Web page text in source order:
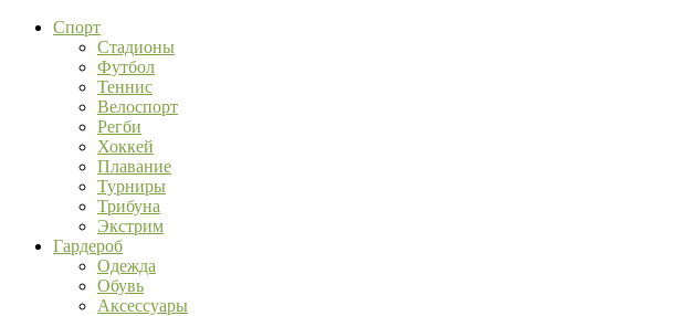
Спорт
Стадионы
Футбол
Теннис
Велоспорт
Регби
Хоккей
Плавание
Турниры
Трибуна
Экстрим
Гардероб
Одежда
Обувь
Аксессуары